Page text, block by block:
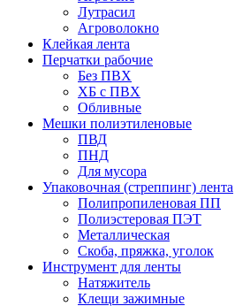
Лутрасил
Агроволокно
Клейкая лента
Перчатки рабочие
Без ПВХ
ХБ с ПВХ
Обливные
Мешки полиэтиленовые
ПВД
ПНД
Для мусора
Упаковочная (стреппинг) лента
Полипропиленовая ПП
Полиэстеровая ПЭТ
Металлическая
Скоба, пряжка, уголок
Инструмент для ленты
Натяжитель
Клещи зажимные